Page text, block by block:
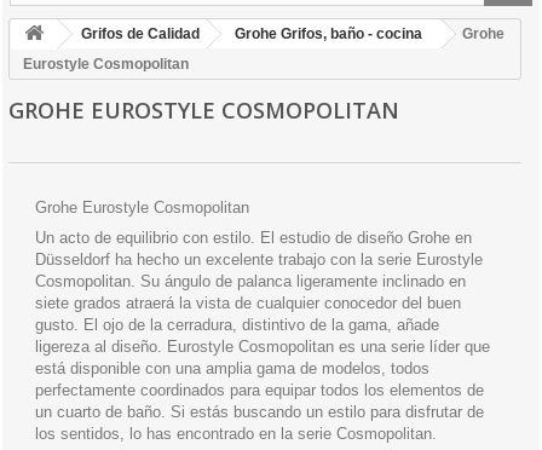
Grifos de Calidad Grohe Grifos, baño - cocina
Grohe
Eurostyle Cosmopolitan
GROHE EUROSTYLE COSMOPOLITAN
Grohe Eurostyle Cosmopolitan
Un acto de equilibrio con estilo. El estudio de diseño Grohe en
Düsseldorf ha hecho un excelente trabajo con la serie Eurostyle
Cosmopolitan. Su ángulo de palanca ligeramente inclinado en
siete grados atraerá la vista de cualquier conocedor del buen
gusto. El ojo de la cerradura, distintivo de la gama, añade
ligereza al diseño. Eurostyle Cosmopolitan es una serie líder que
está disponible con una amplia gama de modelos, todos
perfectamente coordinados para equipar todos los elementos de
un cuarto de baño. Si estás buscando un estilo para disfrutar de
los sentidos, lo has encontrado en la serie Cosmopolitan.